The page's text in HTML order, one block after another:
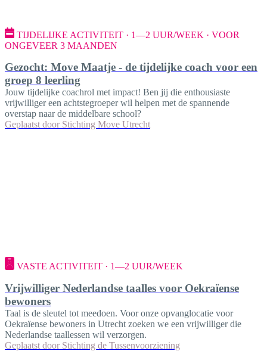
TIJDELIJKE ACTIVITEIT · 1—2 UUR/WEEK · VOOR
ONGEVEER 3 MAANDEN
Gezocht: Move Maatje - de tijdelijke coach voor een
groep 8 leerling
Jouw tijdelijke coachrol met impact! Ben jij die enthousiaste
vrijwilliger een achtstegroeper wil helpen met de spannende
overstap naar de middelbare school?
Geplaatst door Stichting Move Utrecht
VASTE ACTIVITEIT · 1—2 UUR/WEEK
Vrijwilliger Nederlandse taalles voor Oekraïense
bewoners
Taal is de sleutel tot meedoen. Voor onze opvanglocatie voor
Oekraïense bewoners in Utrecht zoeken we een vrijwilliger die
Nederlandse taallessen wil verzorgen.
Geplaatst door Stichting de Tussenvoorziening